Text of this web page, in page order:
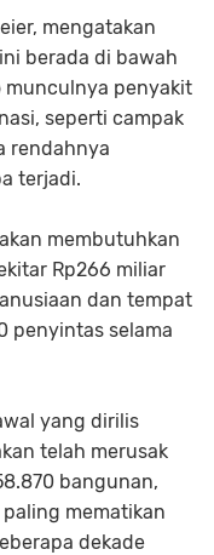
mengatakan
berada di bawah
munculnya penyakit
seperti campak
rendahnya
terjadi.
membutuhkan
Rp266 miliar
dan tempat
penyintas selama
yang dirilis
telah merusak
bangunan,
mematikan
dekade